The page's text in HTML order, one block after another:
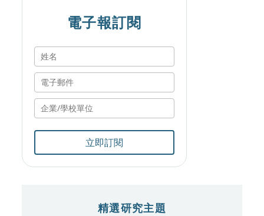
電子報訂閱
立即訂閱
精選研究主題